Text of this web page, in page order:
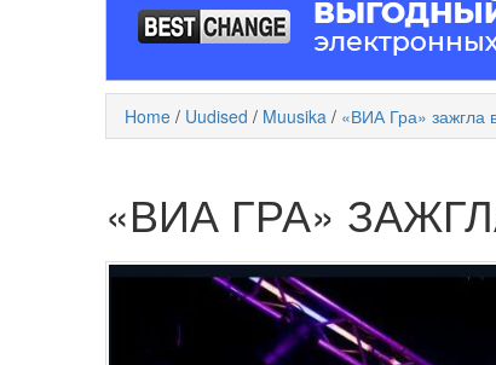
Home / Uudised / Muusika / «ВИА Гра» зажгла
«ВИА ГРА»